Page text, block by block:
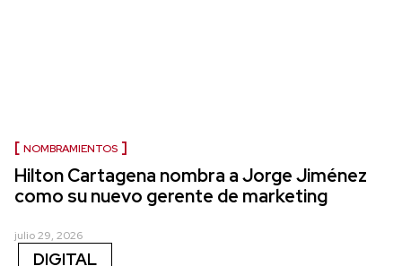
NOMBRAMIENTOS
Hilton Cartagena nombra a Jorge Jiménez
como su nuevo gerente de marketing
julio 29, 2026
DIGITAL